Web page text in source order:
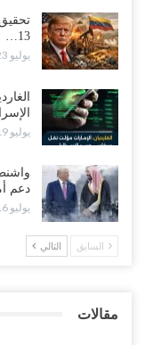
أغسطس 3, 2026
في تصعيد غير مسبوق
أغسطس 3, 2026
مع تصاعد الخلافات
أغسطس 3, 2026
العطش وغياب الغاز
الانهيار الخدمي..!
أغسطس 3, 2026
13…
يوليو 23, 2026
يوليو 19, 2026
دعم
يوليو 16, 2026
السابق التالي
مقالات